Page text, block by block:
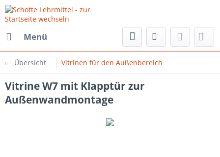
Menü
Übersicht Vitrinen für den Außenbereich
Vitrine W7 mit Klapptür zur
Außenwandmontage